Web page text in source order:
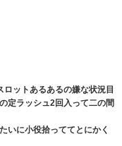
ットあるあるの嫌な状況目
定ラッシュ2回入って二の間
いに小役拾っててとにかく